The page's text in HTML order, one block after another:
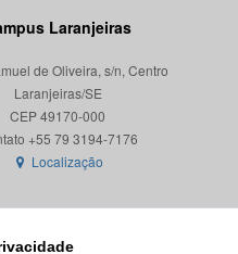
Laranjeiras
de Oliveira, s/n, Centro
Laranjeiras/SE
CEP 49170-000
Localização